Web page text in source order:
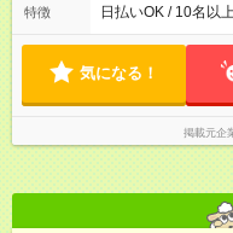
いずれも実働8時間
たい」などあれば
特徴 日払いOK / 10名以
気になる！
掲載元企